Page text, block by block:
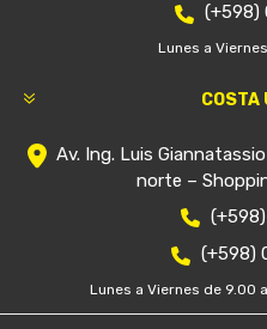
(+598)
Lunes a
COSTA
Av. Ing. Luis
norte –
(+598)
Lunes a Viernes de 9.00